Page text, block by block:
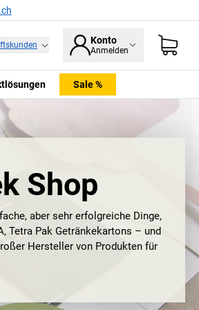
Konto
Anmelden
Sale %
Shop
aber sehr erfolgreiche Dinge,
Tetra Pak Getränkekartons – und
Hersteller von Produkten für
das trifft genau den Kern des
Montagewagen und